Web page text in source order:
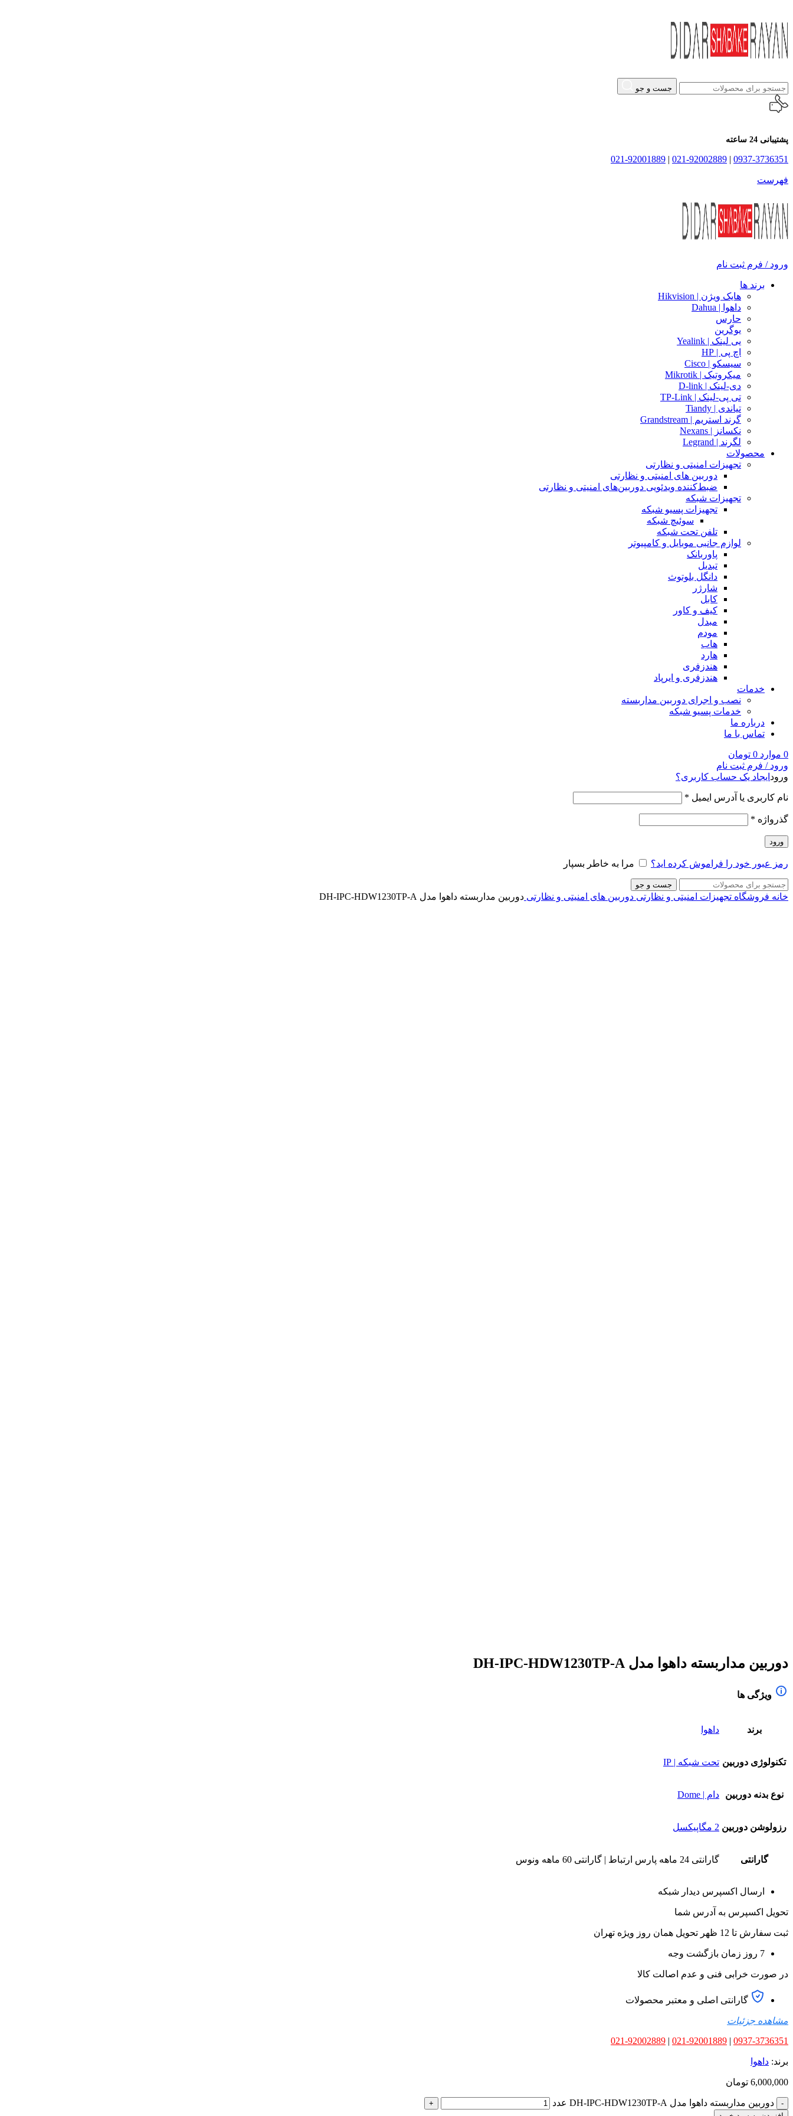
جست و جو
پشتیبانی 24 ساعته
0937-3736351
|
021-92002889
|
021-92001889
فهرست
ورود / فرم ثبت نام
برند ها
هایک ویژن | Hikvision
داهوا | Dahua
حارس
یوگرین
یی لینک | Yealink
اچ پی | HP
سیسکو | Cisco
میکروتیک | Mikrotik
دی-لینک | D-link
تی پی-لینک | TP-Link
تیاندی | Tiandy
گرند استریم | Grandstream
نکسانز | Nexans
لگرند | Legrand
محصولات
تجهیزات امنیتی و نظارتی
دوربین های امنیتی و نظارتی
ضبط‌کننده ویدئویی دوربین‌های امنیتی و نظارتی
تجهیزات شبکه
تجهیزات پسیو شبکه
سوئیچ‌ شبکه
تلفن تحت شبکه
لوازم جانبی موبایل و کامپیوتر
پاوربانک
تبدیل
دانگل بلوتوث
شارژر
کابل
کیف و کاور
مبدل
مودم
هاب
هارد
هندزفری
هندزفری و ایرپاد
خدمات
نصب و اجرای دوربین مداربسته
خدمات پسیو شبکه
درباره ما
تماس با ما
0 موارد 0 تومان
ورود / فرم ثبت نام
ورود ایجاد یک حساب کاربری؟
نام کاربری یا آدرس ایمیل *
گذرواژه *
ورود
رمز عبور خود را فراموش کرده اید؟ مرا به خاطر بسپار
جست و جو
خانه فروشگاه تجهیزات امنیتی و نظارتی دوربین های امنیتی و نظارتی دوربین مداربسته داهوا مدل DH-IPC-HDW1230TP-A
دوربین مداربسته داهوا مدل DH-IPC-HDW1230TP-A
ویژگی ها
برند داهوا
تکنولوژی دوربین تحت شبکه | IP
نوع بدنه دوربین دام | Dome
رزولوشن دوربین 2 مگاپیکسل
گارانتی گارانتی 24 ماهه پارس ارتباط | گارانتی 60 ماهه ونوس
ارسال اکسپرس دیدار شبکه
تحویل اکسپرس به آدرس شما
ثبت سفارش تا 12 ظهر تحویل همان روز ویژه تهران
7 روز زمان بازگشت وجه
در صورت خرابی فنی و عدم اصالت کالا
گارانتی اصلی و معتبر محصولات
مشاهده جزئیات
0937-3736351
|
021-92001889
|
021-92002889
برند: داهوا
6,000,000 تومان
دوربین مداربسته داهوا مدل DH-IPC-HDW1230TP-A عدد